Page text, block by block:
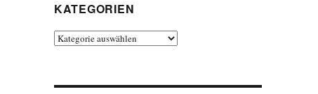
KATEGORIEN
Kategorien